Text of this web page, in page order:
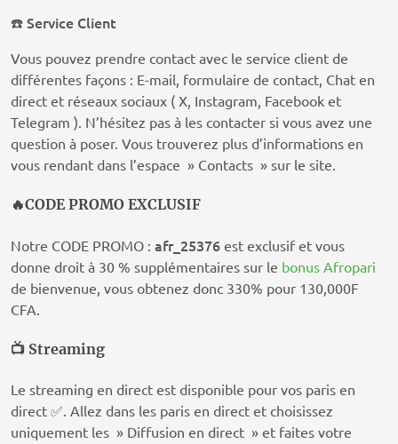
☎️ Service Client
Vous pouvez prendre contact avec le service client de
différentes façons : E-mail, formulaire de contact, Chat en
direct et réseaux sociaux ( X, Instagram, Facebook et
Telegram ). N’hésitez pas à les contacter si vous avez une
question à poser. Vous trouverez plus d’informations en
vous rendant dans l’espace » Contacts » sur le site.
🔥CODE PROMO EXCLUSIF
Notre CODE PROMO : afr_25376 est exclusif et vous
donne droit à 30 % supplémentaires sur le bonus Afropari
de bienvenue, vous obtenez donc 330% pour 130,000F
CFA.
📺 Streaming
Le streaming en direct est disponible pour vos paris en
direct ✅. Allez dans les paris en direct et choisissez
uniquement les » Diffusion en direct » et faites votre